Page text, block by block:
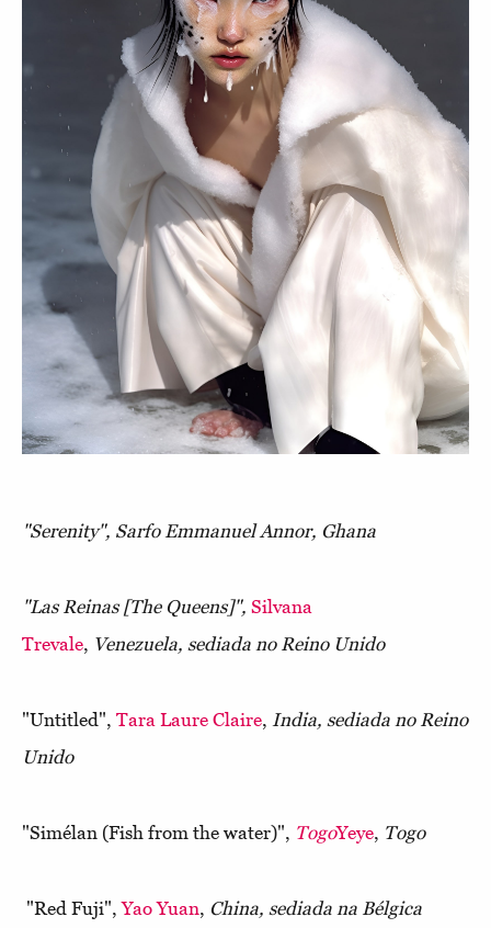
"Serenity", Sarfo Emmanuel Annor, Ghana
"Las Reinas [The Queens]", Silvana
Trevale, Venezuela, sediada no Reino Unido
"Untitled", Tara Laure Claire, India, sediada no Reino
Unido
"Simélan (Fish from the water)", TogoYeye, Togo
"Red Fuji",Yao Yuan, China, sediada na Bélgica